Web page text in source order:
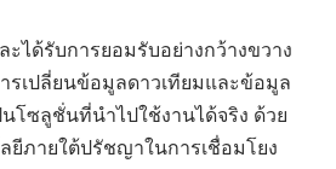
ได้รับการยอมรับอย่างกว้างขวาง
เปลี่ยนข้อมูลดาวเทียมและข้อมูล
นโซลูชั่นที่นำไปใช้งานได้จริง ด้วย
ยีภายใต้ปรัชญาในการเชื่อมโยง